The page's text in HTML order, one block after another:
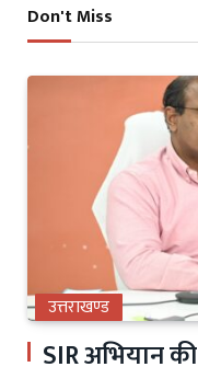
Don't Miss
उत्तराखण्ड
SIR अभियान